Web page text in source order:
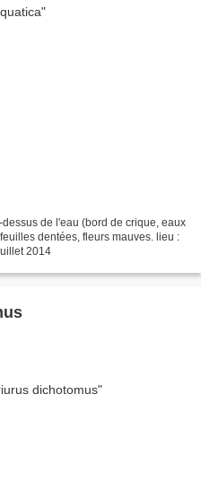
de l'eau (bord de crique, eaux
dentées, fleurs mauves. lieu :
2014